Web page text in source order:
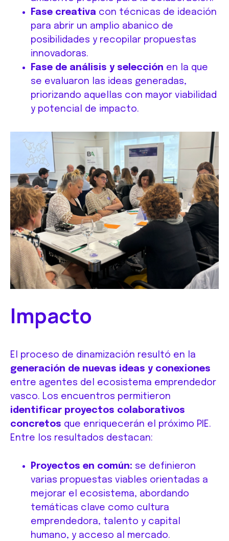
Fase creativa con técnicas de ideación
para abrir un amplio abanico de
posibilidades y recopilar propuestas
innovadoras.
Fase de análisis y selección en la que
se evaluaron las ideas generadas,
priorizando aquellas con mayor viabilidad
y potencial de impacto.
Impacto
El proceso de dinamización resultó en la
generación de nuevas ideas y conexiones
entre agentes del ecosistema emprendedor
vasco. Los encuentros permitieron
identificar proyectos colaborativos
concretos que enriquecerán el próximo PIE.
Entre los resultados destacan:
Proyectos en común: se definieron
varias propuestas viables orientadas a
mejorar el ecosistema, abordando
temáticas clave como cultura
emprendedora, talento y capital
humano, y acceso al mercado.